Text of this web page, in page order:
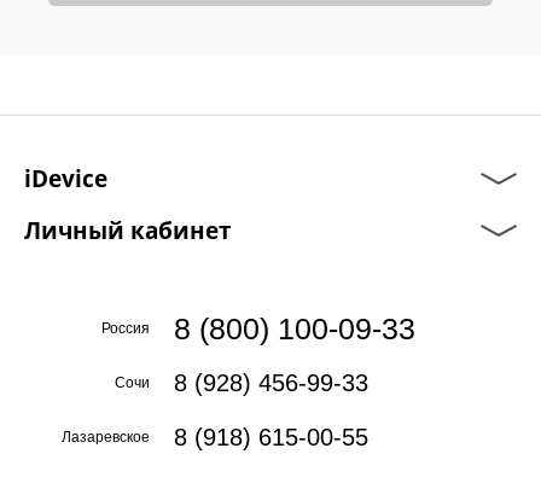
iDevice
Личный кабинет
Россия 8 (800) 100-09-33
Сочи 8 (928) 456-99-33
Лазаревское 8 (918) 615-00-55